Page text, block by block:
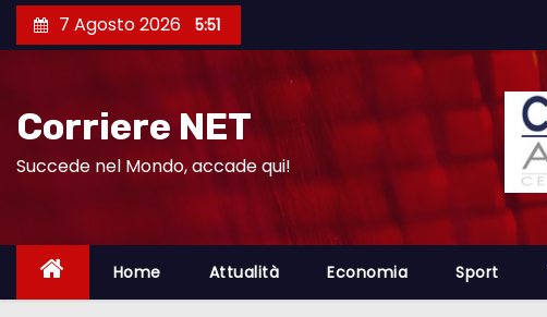
a
7 Agosto 2026 5:51
Corriere NET
Succede nel Mondo, accade qui!
Home Attualità Economia Sport